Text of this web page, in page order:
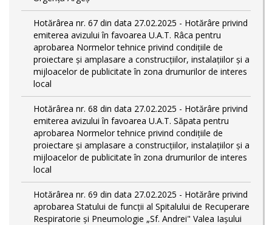
Hotărârea nr. 67 din data 27.02.2025 - Hotărâre privind
emiterea avizului în favoarea U.A.T. Râca pentru
aprobarea Normelor tehnice privind condiţiile de
proiectare şi amplasare a construcţiilor, instalaţiilor şi a
mijloacelor de publicitate în zona drumurilor de interes
local
Hotărârea nr. 68 din data 27.02.2025 - Hotărâre privind
emiterea avizului în favoarea U.A.T. Săpata pentru
aprobarea Normelor tehnice privind condiţiile de
proiectare şi amplasare a construcţiilor, instalaţiilor şi a
mijloacelor de publicitate în zona drumurilor de interes
local
Hotărârea nr. 69 din data 27.02.2025 - Hotărâre privind
aprobarea Statului de funcţii al Spitalului de Recuperare
Respiratorie și Pneumologie „Sf. Andrei" Valea Iașului